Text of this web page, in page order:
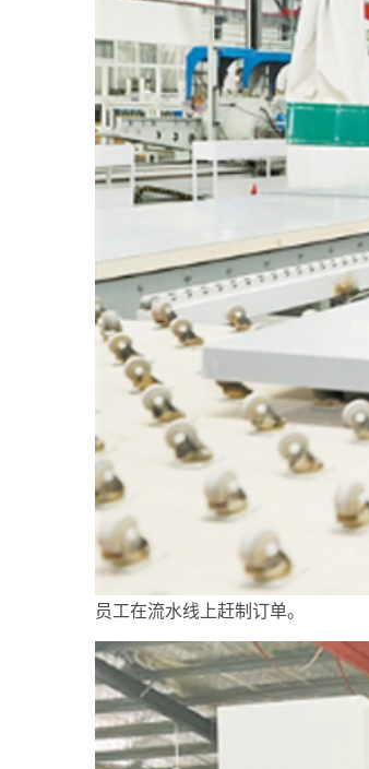
员工在流水线上赶制订单。